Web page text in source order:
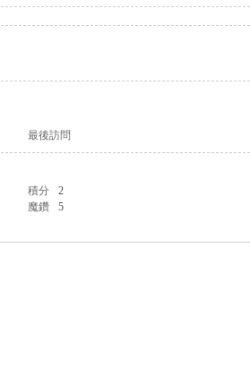
最後訪問
積分 2
魔鑽 5